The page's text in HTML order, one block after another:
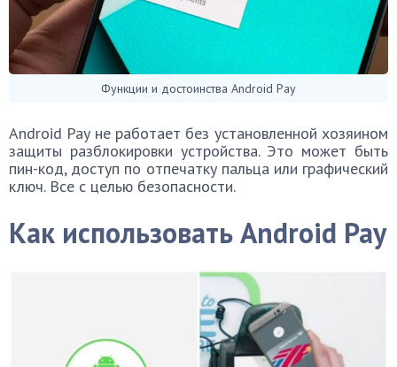
Функции и достоинства Android Pay
Android Pay не работает без установленной хозяином
защиты разблокировки устройства. Это может быть
пин-код, доступ по отпечатку пальца или графический
ключ. Все с целью безопасности.
Как использовать Android Pay